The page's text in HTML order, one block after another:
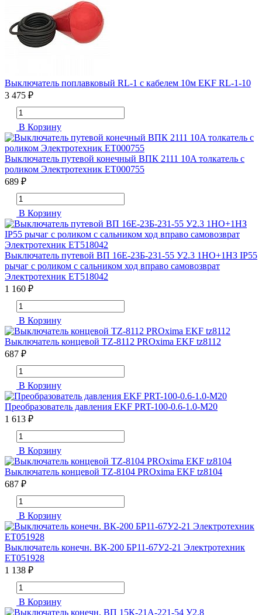
Выключатель поплавковый RL-1 с кабелем 10м EKF RL-1-10
3 475 ₽
В Корзину
Выключатель путевой конечный ВПК 2111 10A толкатель с
роликом Электротехник ET000755
689 ₽
В Корзину
Выключатель путевой ВП 16Е-23Б-231-55 У2.3 1НО+1НЗ IP55
рычаг с роликом с сальником ход вправо самовозврат
Электротехник ET518042
1 160 ₽
В Корзину
Выключатель концевой TZ-8112 PROxima EKF tz8112
687 ₽
В Корзину
Преобразователь давления EKF PRT-100-0.6-1.0-M20
1 613 ₽
В Корзину
Выключатель концевой TZ-8104 PROxima EKF tz8104
687 ₽
В Корзину
Выключатель конечн. ВК-200 БР11-67У2-21 Электротехник
ET051928
1 138 ₽
В Корзину